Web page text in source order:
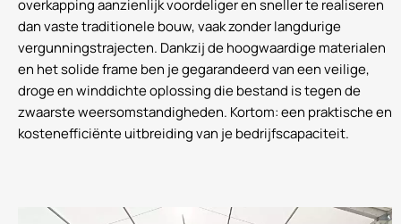
overkapping aanzienlijk voordeliger en sneller te realiseren
dan vaste traditionele bouw, vaak zonder langdurige
vergunningstrajecten. Dankzij de hoogwaardige materialen
en het solide frame ben je gegarandeerd van een veilige,
droge en winddichte oplossing die bestand is tegen de
zwaarste weersomstandigheden. Kortom: een praktische en
kostenefficiënte uitbreiding van je bedrijfscapaciteit.